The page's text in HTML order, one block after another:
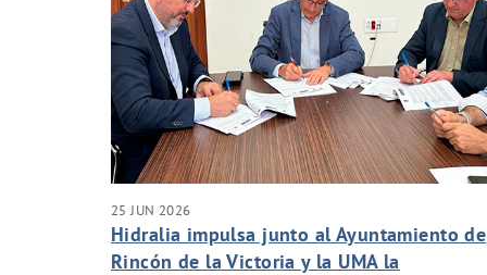
25 JUN 2026
Hidralia impulsa junto al Ayuntamiento de
Rincón de la Victoria y la UMA la